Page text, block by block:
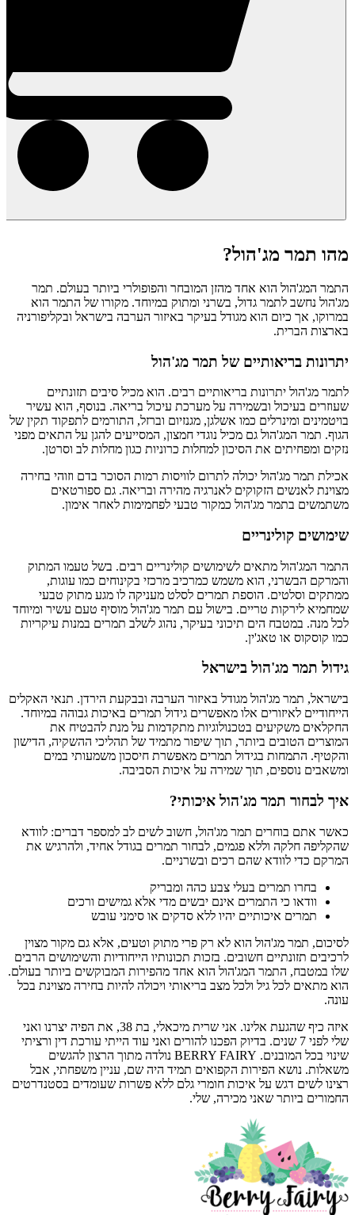
מהו תמר מג'הול?
התמר המג'הול הוא אחד מהזן המובחר והפופולרי ביותר בעולם. תמר
מג'הול נחשב לתמר גדול, בשרני ומתוק במיוחד. מקורו של התמר הוא
במרוקו, אך כיום הוא מגודל בעיקר באיזור הערבה בישראל ובקליפורניה
בארצות הברית.
יתרונות בריאותיים של תמר מג'הול
לתמר מג'הול יתרונות בריאותיים רבים. הוא מכיל סיבים תזונתיים
שעוזרים בעיכול ובשמירה על מערכת עיכול בריאה. בנוסף, הוא עשיר
בויטמינים ומינרלים כמו אשלגן, מגנזיום וברזל, התורמים לתפקוד תקין של
הגוף. תמר המג'הול גם מכיל נוגדי חמצון, המסייעים להגן על התאים מפני
נזקים ומפחיתים את הסיכון למחלות כרוניות כגון מחלות לב וסרטן.
אכילת תמר מג'הול יכולה לתרום לוויסות רמות הסוכר בדם וזוהי בחירה
מצוינת לאנשים הזקוקים לאנרגיה מהירה ובריאה. גם ספורטאים
משתמשים בתמר מג'הול כמקור טבעי לפחמימות לאחר אימון.
שימושים קולינריים
התמר המג'הול מתאים לשימושים קולינריים רבים. בשל טעמו המתוק
והמרקם הבשרני, הוא משמש כמרכיב מרכזי בקינוחים כמו עוגות,
ממתקים וסלטים. הוספת תמרים לסלט מעניקה לו מגע מתוק טבעי
שמחמיא לירקות טריים. בישול עם תמר מג'הול מוסיף טעם עשיר ומיוחד
לכל מנה. במטבח הים תיכוני בעיקר, נהוג לשלב תמרים במנות עיקריות
כמו קוסקוס או טאג'ין.
גידול תמר מג'הול בישראל
בישראל, תמר מג'הול מגודל באיזור הערבה ובבקעת הירדן. תנאי האקלים
הייחודיים לאיזורים אלו מאפשרים גידול תמרים באיכות גבוהה במיוחד.
החקלאים משקיעים בטכנולוגיות מתקדמות על מנת להבטיח את
המוצרים הטובים ביותר, תוך שיפור מתמיד של תהליכי ההשקיה, הדישון
והקטיף. התמחות בגידול תמרים מאפשרת חיסכון משמעותי במים
ומשאבים נוספים, תוך שמירה על איכות הסביבה.
איך לבחור תמר מג'הול איכותי?
כאשר אתם בוחרים תמר מג'הול, חשוב לשים לב למספר דברים: לוודא
שהקליפה חלקה וללא פגמים, לבחור תמרים בגודל אחיד, ולהרגיש את
המרקם כדי לוודא שהם רכים ובשרניים.
בחרו תמרים בעלי צבע כהה ומבריק
וודאו כי התמרים אינם יבשים מדי אלא גמישים ורכים
תמרים איכותיים יהיו ללא סדקים או סימני עובש
לסיכום, תמר מג'הול הוא לא רק פרי מתוק וטעים, אלא גם מקור מצוין
לרכיבים תזונתיים חשובים. בזכות תכונותיו הייחודיות והשימושים הרבים
שלו במטבח, התמר המג'הול הוא אחד מהפירות המבוקשים ביותר בעולם.
הוא מתאים לכל גיל ולכל מצב בריאותי ויכולה להיות בחירה מצוינת בכל
עונה.
איזה כיף שהגעת אלינו. אני שרית מיכאלי, בת 38, את הפיה יצרנו ואני
שלי לפני 7 שנים. בדיוק הפכנו להורים ואני עוד הייתי עורכת דין ורציתי
שינוי בכל המובנים. BERRY FAIRY נולדה מתוך הרצון להגשים
משאלות. נושא הפירות הקפואים תמיד היה שם, עניין משפחתי, אבל
רצינו לשים דגש על איכות חומרי גלם ללא פשרות שעומדים בסטנדרטים
החמורים ביותר שאני מכירה, שלי.